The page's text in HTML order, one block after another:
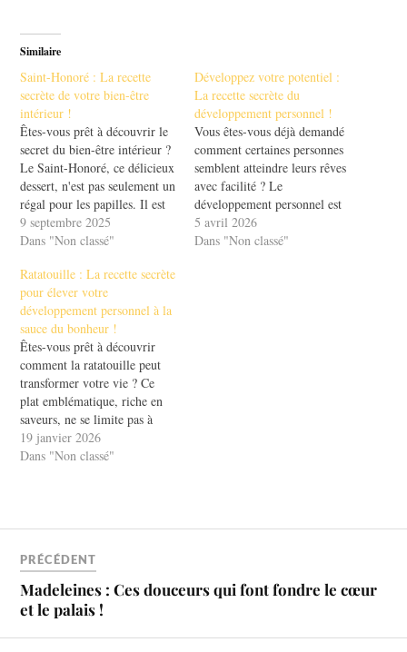
Similaire
Saint-Honoré : La recette
secrète de votre bien-être
intérieur !
Êtes-vous prêt à découvrir le
secret du bien-être intérieur ?
Le Saint-Honoré, ce délicieux
dessert, n'est pas seulement un
régal pour les papilles. Il est
aussi une métaphore de
l'épanouissement personnel.
de Saint-Honoré, vous allez
apprendre comment cette
pâtisserie emblématique peut
nourrir votre esprit et votre…
9 septembre 2025
Dans "Non classé"
Développez votre potentiel :
La recette secrète du
développement personnel !
Vous êtes-vous déjà demandé
comment certaines personnes
semblent atteindre leurs rêves
avec facilité ? Le
développement personnel est
la clé pour libérer votre
potentiel caché. C'est un
5 avril 2026
Dans "Non classé"
Ratatouille : La recette secrète
pour élever votre
développement personnel à la
sauce du bonheur !
Êtes-vous prêt à découvrir
comment la ratatouille peut
transformer votre vie ? Ce
plat emblématique, riche en
saveurs, ne se limite pas à
votre assiette. Il est une
véritable source d'inspiration
coloré de légumes, vous
19 janvier 2026
Dans "Non classé"
PRÉCÉDENT
Madeleines : Ces douceurs qui font fondre le cœur
et le palais !